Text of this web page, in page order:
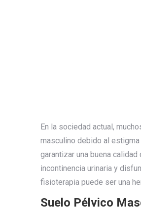
En la sociedad actual,
masculino debido al
garantizar una buena
incontinencia urinaria y
fisioterapia puede ser una
Suelo Pélvico